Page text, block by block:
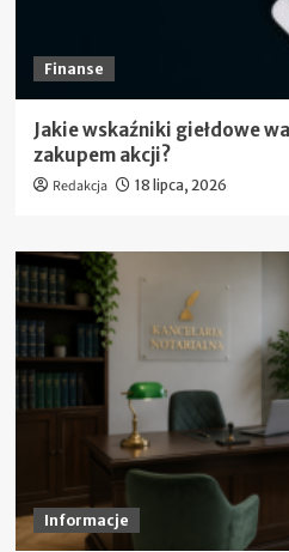
Finanse
Jakie wskaźniki giełdowe
zakupem akcji?
Redakcja 18 lipca, 2026
Informacje